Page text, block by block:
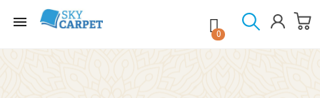
 shopping_cart

0